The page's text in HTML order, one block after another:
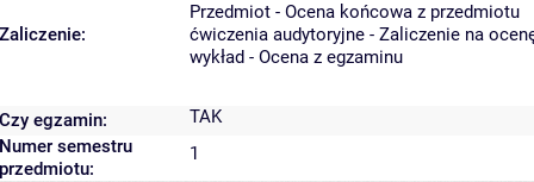
Zaliczenie:
Przedmiot - Ocena końcowa z przedmiotu
ćwiczenia audytoryjne - Zaliczenie na
wykład - Ocena z egzaminu
Czy egzamin:
TAK
Numer semestru
przedmiotu:
1